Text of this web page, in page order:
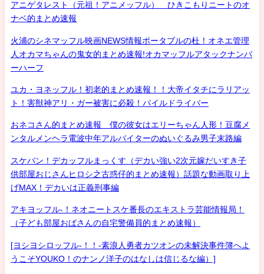
アニゲタレスト（元祖！アニメッフル） ひきこもりニートのオ
ナベ的まとめ速報
火浦のシネマッフル映画NEWS情報ポータブルの杜！オネエ管理
人オカマちゃんの鬼女的まとめ速報!オカマッフルアタックナンバ
ーハーフ
ユカ・ヨネッフル！初老的まとめ速報！！大帝イタチにラリアッ
ト！害獣神アリ・ガー被害に必殺！パイルドライバー
おネコさん的まとめ速報 僕の彼女はエリーちゃん人形！豆腐メ
ンタルメンヘラ電波中年アルバイターのぬいぐるみ男子末路編
スケバン！デカッフルまっくす（デカい強い2次元嫁だいすき子
供部屋おじさんヒロシ之古惑仔的まとめ速報）話題な動画取り上
げMAX！デカいは正義刑事編
アキヨッフル-！ネオニートスケ番長のエキストラ芸能情報局！
（子ども部屋おばさんの自宅警備員的まとめ速報）
[ヨシヨシロッフル-！！-素浪人勇者カツオンの未解決事件簿へよ
うこそYOUKO！のナンノ洋子のはなしは信じるな編）]